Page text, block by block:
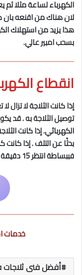
لان هناك من اقنعه بان
هذا يزيد من استهلاك
بسحب امبير عالي.
انقطاع
توصيل الثلاجة به . قد
الكهربائي. إذا كانت
بحثًا عن التلف . إذا
فببساطة انتظر 15 دقيقة حتى تبدأ الثلاجة في التبريد .
خدمات
أفضل فنى